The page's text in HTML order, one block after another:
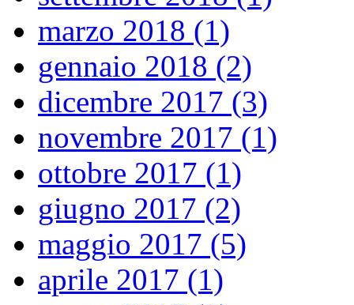
marzo 2018 (1)
gennaio 2018 (2)
dicembre 2017 (3)
novembre 2017 (1)
ottobre 2017 (1)
giugno 2017 (2)
maggio 2017 (5)
aprile 2017 (1)